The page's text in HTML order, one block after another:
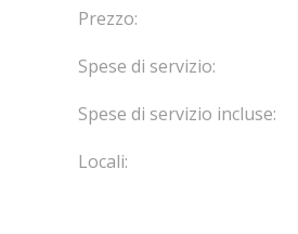
Prezzo:
Spese di servizio:
Spese di servizio incluse:
Locali: